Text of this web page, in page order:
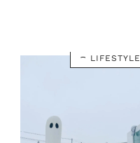
LIFESTYLE